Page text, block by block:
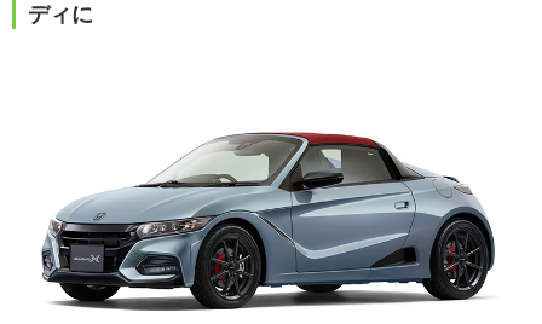
ディに